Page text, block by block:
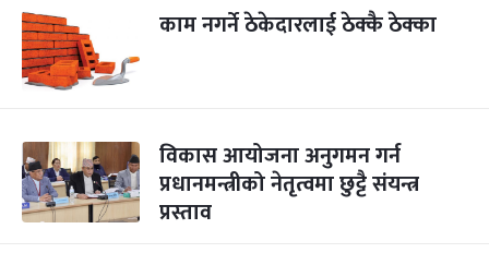
काम नगर्ने ठेकेदारलाई ठेक्कै ठेक्का
विकास आयोजना अनुगमन गर्न
प्रधानमन्त्रीको नेतृत्वमा छुट्टै संयन्त्र
प्रस्ताव